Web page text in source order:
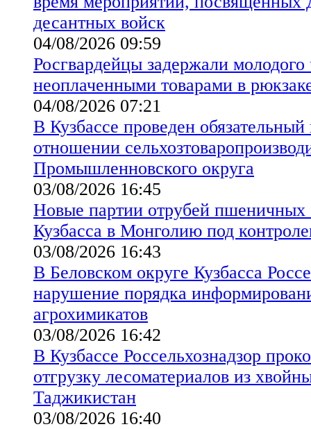
десантных войск
04/08/2026 09:59
Росгвардейцы задержали молодого
неоплаченными товарами в
04/08/2026 07:21
В Кузбассе проведен
отношении
Промышленновского округа
03/08/2026 16:45
Новые партии отрубей пшеничных
Кузбасса в Монголию под
03/08/2026 16:43
В Беловском округе Кузбасса
нарушение порядка
агрохимикатов
03/08/2026 16:42
В Кузбассе Россельхознадзор
отгрузку лесоматериалов из
Таджикистан
03/08/2026 16:40